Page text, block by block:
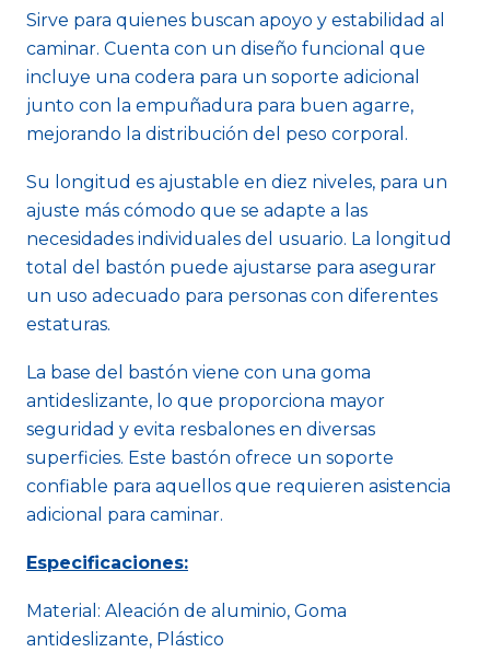
Sirve para quienes buscan apoyo y estabilidad al
caminar. Cuenta con un diseño funcional que
incluye una codera para un soporte adicional
junto con la empuñadura para buen agarre,
mejorando la distribución del peso corporal.
Su longitud es ajustable en diez niveles, para un
ajuste más cómodo que se adapte a las
necesidades individuales del usuario. La longitud
total del bastón puede ajustarse para asegurar
un uso adecuado para personas con diferentes
estaturas.
La base del bastón viene con una goma
antideslizante, lo que proporciona mayor
seguridad y evita resbalones en diversas
superficies. Este bastón ofrece un soporte
confiable para aquellos que requieren asistencia
adicional para caminar.
Especificaciones:
Material: Aleación de aluminio, Goma
antideslizante, Plástico